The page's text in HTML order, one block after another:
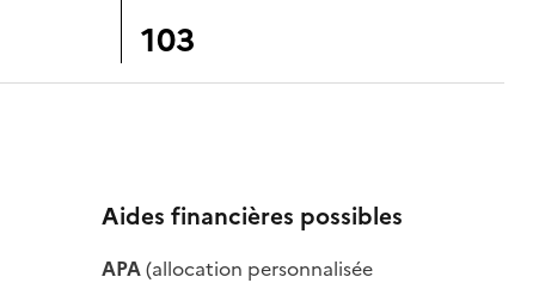
103
Aides financières possibles
APA(allocation personnalisée